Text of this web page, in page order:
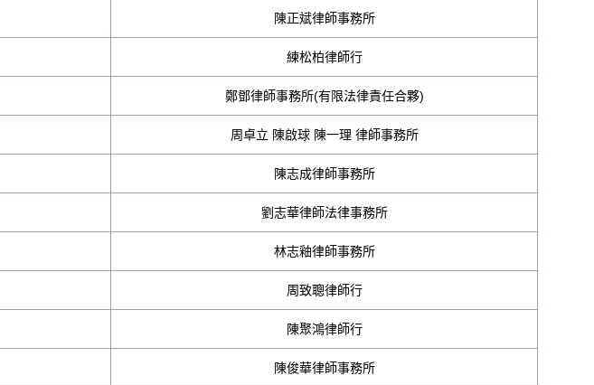
陳正斌律師事務所
練松柏律師行
鄭鄧律師事務所(有限法律責任合夥)
周卓立 陳啟球 陳一理 律師事務所
陳志成律師事務所
劉志華律師法律事務所
林志釉律師事務所
周致聰律師行
陳聚鴻律師行
陳俊華律師事務所